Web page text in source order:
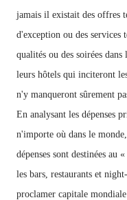
jamais il existait des offres
d'exception ou des services
qualités ou des soirées
leurs hôtels qui inciteront
n'y manqueront sûrement
En analysant les dépenses
n'importe où dans le
dépenses sont destinées au
les bars, restaurants et
proclamer capitale